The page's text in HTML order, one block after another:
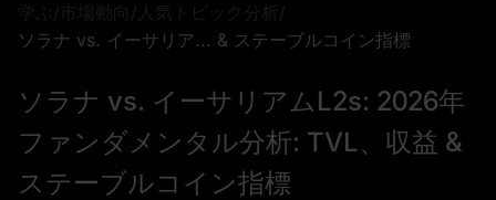
学ぶ / 市場動向 / 人気トピック分析 /
ソラナ vs. イーサリア... & ステーブルコイン指標
ソラナ vs. イーサリアムL2s: 2026年
ファンダメンタル分析: TVL、収益 &
ステーブルコイン指標